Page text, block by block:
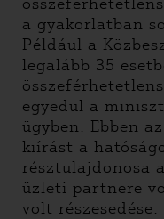
a gyakorlatban
Például a
legalább 35
egyedül a
ügyben. Ebben
kiírást a
résztulajdonosa
üzleti partnere
volt részesedése.